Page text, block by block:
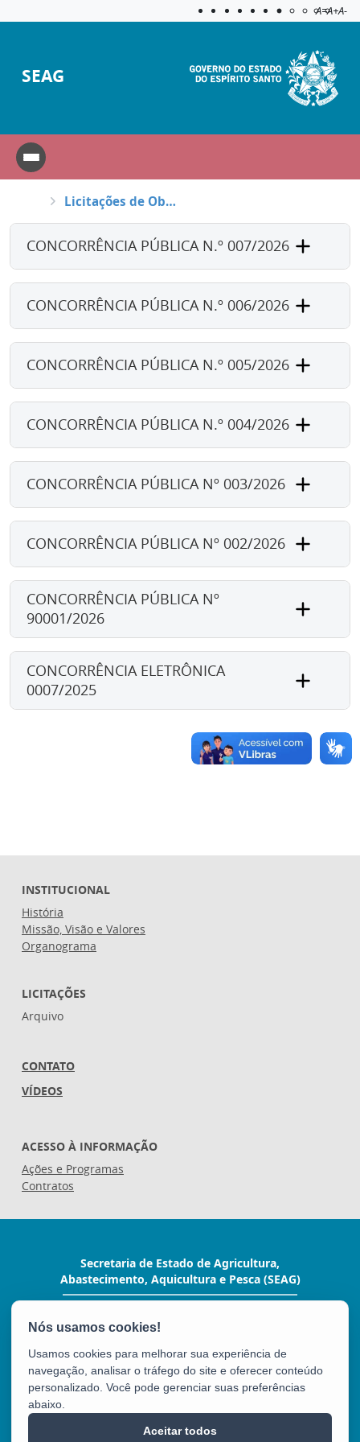
Aplicar
A=A+A-
SEAG
Licitações de Obras e Serviços de Engenharia
CONCORRÊNCIA PÚBLICA N.º 007/2026
CONCORRÊNCIA PÚBLICA N.º 006/2026
CONCORRÊNCIA PÚBLICA N.º 005/2026
CONCORRÊNCIA PÚBLICA N.º 004/2026
CONCORRÊNCIA PÚBLICA Nº 003/2026
CONCORRÊNCIA PÚBLICA Nº 002/2026
CONCORRÊNCIA PÚBLICA Nº
90001/2026
CONCORRÊNCIA ELETRÔNICA
0007/2025
INSTITUCIONAL
História
Missão, Visão e Valores
Organograma
LICITAÇÕES
Arquivo
CONTATO
VÍDEOS
ACESSO À INFORMAÇÃO
Ações e Programas
Contratos
Secretaria de Estado de Agricultura,
Abastecimento, Aquicultura e Pesca (SEAG)
CEP: 29017-160 - Vitória / ES
E-mail:seag@seag.es.gov.br
Usamos cookies para melhorar sua experiência de
navegação, analisar o tráfego do site e oferecer conteúdo
personalizado. Você pode gerenciar suas preferências
abaixo.
Aceitar todos